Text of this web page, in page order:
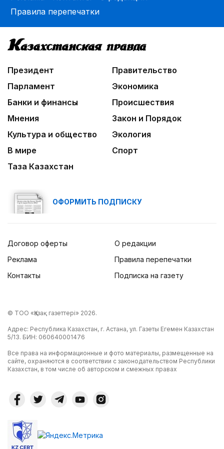
06:00
Познавательно и безопасно
06:30
06:00
Взгляд со стороны
Правила перепечатки
Президент
Правительство
Парламент
Экономика
Банки и финансы
Происшествия
Мнения
Закон и Порядок
Культура и общество
Экология
В мире
Спорт
Таза Казахстан
ОФОРМИТЬ ПОДПИСКУ
Договор оферты
Реклама
Контакты
О редакции
Правила перепечатки
Подписка на газету
© ТОО «Қазақ газеттері» 2026.
Адрес: Республика Казахстан, г. Астана, ул. Газеты Егемен Казахстан
5/13. БИН: 060640001476
Все права на информационные и фото материалы, размещенные на
сайте, охраняются в соответствии с законодательством Республики
Казахстан, в том числе об авторском и смежных правах